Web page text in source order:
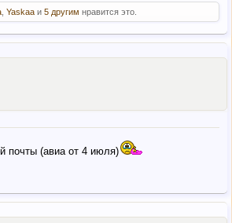
Yaskaa и 5 другим нравится это.
почты (авиа от 4 июля)